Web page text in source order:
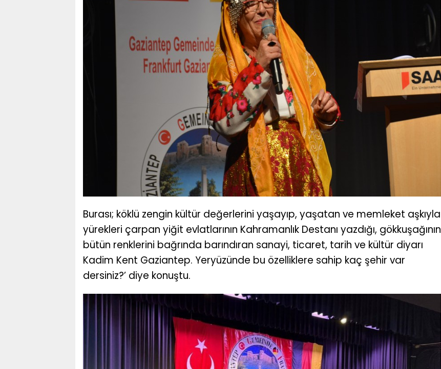
Burası; köklü zengin kültür değerlerini yaşayıp, yaşatan ve memleket aşkıyla
yürekleri çarpan yiğit evlatlarının Kahramanlık Destanı yazdığı, gökkuşağının
bütün renklerini bağrında barındıran sanayi, ticaret, tarih ve kültür diyarı
Kadim Kent Gaziantep. Yeryüzünde bu özelliklere sahip kaç şehir var
dersiniz?’ diye konuştu.